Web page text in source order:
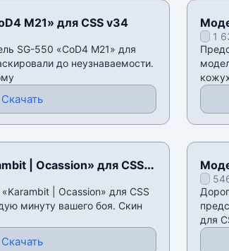
M21» для CSS v34
SG-550 «CoD4 M21» для
до неузнаваемости.
Скачать
1
| Ocassion» для CSS
| Ocassion» для CSS
минуту вашего боя. Скин
Скачать
для